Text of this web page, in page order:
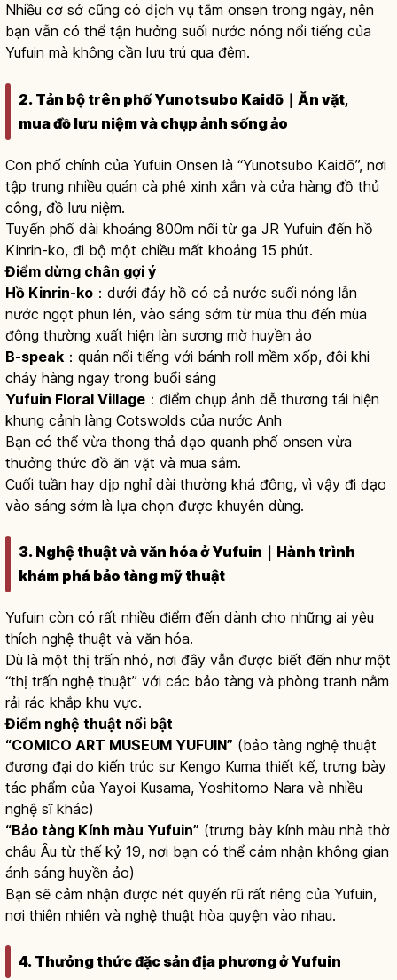
Nhiều cơ sở cũng có dịch vụ tắm onsen trong ngày, nên
bạn vẫn có thể tận hưởng suối nước nóng nổi tiếng của
Yufuin mà không cần lưu trú qua đêm.
2. Tản bộ trên phố Yunotsubo Kaidō｜Ăn vặt,
mua đồ lưu niệm và chụp ảnh sống ảo
Con phố chính của Yufuin Onsen là “Yunotsubo Kaidō”, nơi
tập trung nhiều quán cà phê xinh xắn và cửa hàng đồ thủ
công, đồ lưu niệm.
Tuyến phố dài khoảng 800m nối từ ga JR Yufuin đến hồ
Kinrin-ko, đi bộ một chiều mất khoảng 15 phút.
Điểm dừng chân gợi ý
Hồ Kinrin-ko ：dưới đáy hồ có cả nước suối nóng lẫn
nước ngọt phun lên, vào sáng sớm từ mùa thu đến mùa
đông thường xuất hiện làn sương mờ huyền ảo
B-speak ：quán nổi tiếng với bánh roll mềm xốp, đôi khi
cháy hàng ngay trong buổi sáng
Yufuin Floral Village ：điểm chụp ảnh dễ thương tái hiện
khung cảnh làng Cotswolds của nước Anh
Bạn có thể vừa thong thả dạo quanh phố onsen vừa
thưởng thức đồ ăn vặt và mua sắm.
Cuối tuần hay dịp nghỉ dài thường khá đông, vì vậy đi dạo
vào sáng sớm là lựa chọn được khuyên dùng.
3. Nghệ thuật và văn hóa ở Yufuin｜Hành trình
khám phá bảo tàng mỹ thuật
Yufuin còn có rất nhiều điểm đến dành cho những ai yêu
thích nghệ thuật và văn hóa.
Dù là một thị trấn nhỏ, nơi đây vẫn được biết đến như một
“thị trấn nghệ thuật” với các bảo tàng và phòng tranh nằm
rải rác khắp khu vực.
Điểm nghệ thuật nổi bật
“COMICO ART MUSEUM YUFUIN” (bảo tàng nghệ thuật
đương đại do kiến trúc sư Kengo Kuma thiết kế, trưng bày
tác phẩm của Yayoi Kusama, Yoshitomo Nara và nhiều
nghệ sĩ khác)
“Bảo tàng Kính màu Yufuin” (trưng bày kính màu nhà thờ
châu Âu từ thế kỷ 19, nơi bạn có thể cảm nhận không gian
ánh sáng huyền ảo)
Bạn sẽ cảm nhận được nét quyến rũ rất riêng của Yufuin,
nơi thiên nhiên và nghệ thuật hòa quyện vào nhau.
4. Thưởng thức đặc sản địa phương ở Yufuin